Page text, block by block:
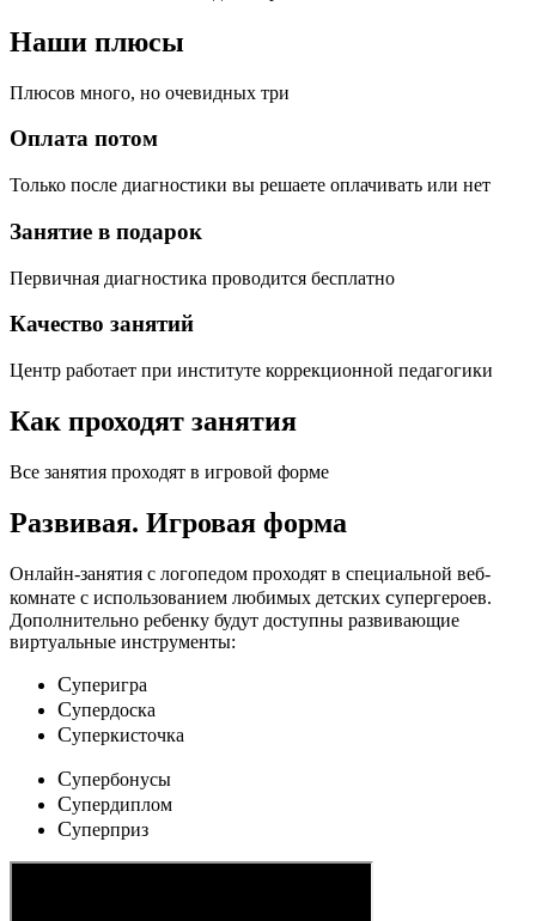
Наши плюсы
Плюсов много, но очевидных три
Оплата потом
Только после диагностики вы решаете оплачивать или нет
Занятие в подарок
Первичная диагностика проводится бесплатно
Качество занятий
Центр работает при институте коррекционной педагогики
Как проходят занятия
Все занятия проходят в игровой форме
Развивая. Игровая форма
Онлайн-занятия с логопедом проходят в специальной веб-
комнате с использованием любимых детских cупергероев.
Дополнительно ребенку будут доступны развивающие
виртуальные инструменты:
Cуперигра
Cупердоска
Cуперкисточка
Cупербонусы
Cупердиплом
Cуперприз